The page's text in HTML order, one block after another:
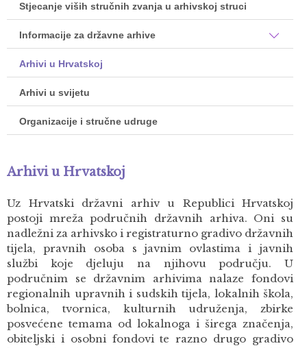
Stjecanje viših stručnih zvanja u arhivskoj struci
Informacije za državne arhive
Arhivi u Hrvatskoj
Arhivi u svijetu
Organizacije i stručne udruge
Arhivi u Hrvatskoj
Uz Hrvatski državni arhiv u Republici Hrvatskoj
postoji mreža područnih državnih arhiva. Oni su
nadležni za arhivsko i registraturno gradivo državnih
tijela, pravnih osoba s javnim ovlastima i javnih
službi koje djeluju na njihovu području. U
područnim se državnim arhivima nalaze fondovi
regionalnih upravnih i sudskih tijela, lokalnih škola,
bolnica, tvornica, kulturnih udruženja, zbirke
posvećene temama od lokalnoga i širega značenja,
obiteljski i osobni fondovi te razno drugo gradivo